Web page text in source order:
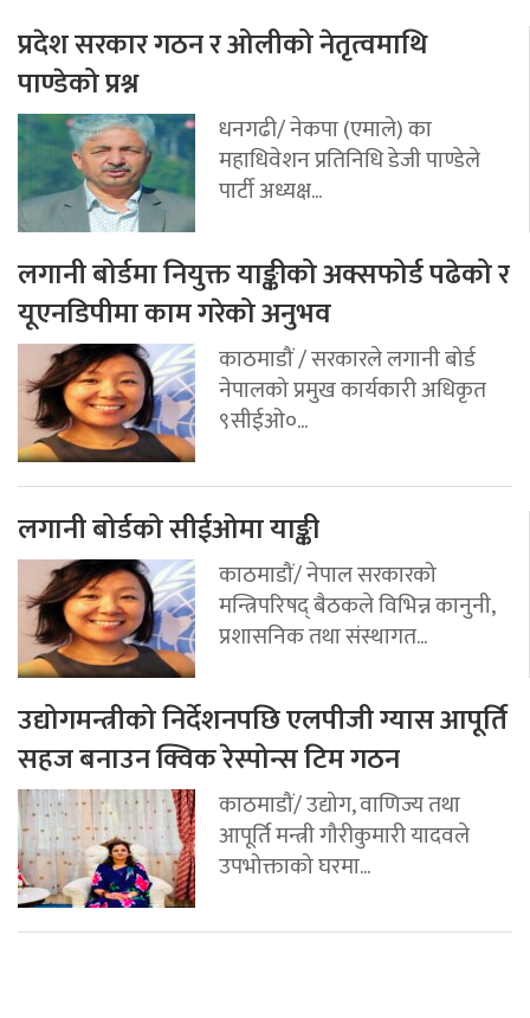
प्रदेश सरकार गठन र ओलीको नेतृत्वमाथि
पाण्डेको प्रश्न
धनगढी/ नेकपा (एमाले) का
महाधिवेशन प्रतिनिधि डेजी पाण्डेले
पार्टी अध्यक्ष...
लगानी बोर्डमा नियुक्त याङ्कीको अक्सफोर्ड पढेको र
यूएनडिपीमा काम गरेको अनुभव
काठमाडौं / सरकारले लगानी बोर्ड
नेपालको प्रमुख कार्यकारी अधिकृत
९सीईओ०...
लगानी बोर्डको सीईओमा याङ्की
काठमाडौं/ नेपाल सरकारको
मन्त्रिपरिषद् बैठकले विभिन्न कानुनी,
प्रशासनिक तथा संस्थागत...
उद्योगमन्त्रीको निर्देशनपछि एलपीजी ग्यास आपूर्ति
सहज बनाउन क्विक रेस्पोन्स टिम गठन
काठमाडौं/ उद्योग, वाणिज्य तथा
आपूर्ति मन्त्री गौरीकुमारी यादवले
उपभोक्ताको घरमा...